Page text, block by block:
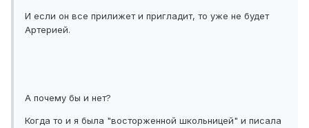
И если он все прилижет и пригладит, то уже не будет
Артерией.
А почему бы и нет?
Когда то и я была "восторженной школьницей" и писала